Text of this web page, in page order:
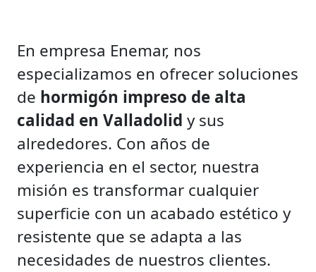
En empresa Enemar, nos
especializamos en ofrecer soluciones
de hormigón impreso de alta
calidad en Valladolid y sus
alrededores. Con años de
experiencia en el sector, nuestra
misión es transformar cualquier
superficie con un acabado estético y
resistente que se adapta a las
necesidades de nuestros clientes.